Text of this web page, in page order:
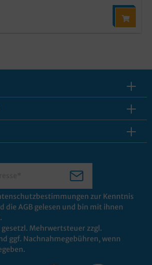
zur Kenntnis
die AGB gelesen und bin mit ihnen
Mehrwertsteuer zzgl.
ggf. Nachnahmegebühren, wenn